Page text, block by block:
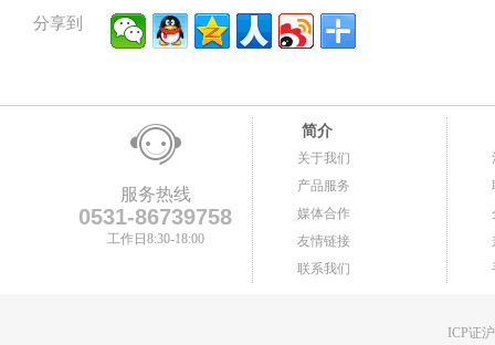
分享到
服务热线
0531-86739758
工作日8:30-18:00
简介
关于我们
产品服务
媒体合作
友情链接
联系我们
ICP证